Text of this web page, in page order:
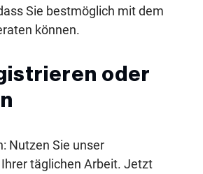
Sie bestmöglich mit dem
können.
oder
Nutzen Sie unser
täglichen Arbeit. Jetzt